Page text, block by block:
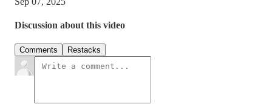
Discussion about this video
Comments Restacks